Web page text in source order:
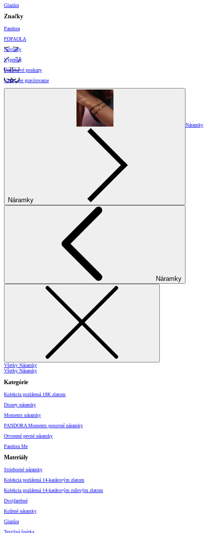
Glazúra
Značky
Pandora
PDPAOLA
Novinky
Výpredaj
Darčekové poukazy
Vzory pre gravírovanie
Náramky
Náramky
Náramky
Všetky Náramky
Všetky Náramky
Kategórie
Kolekcia pozlátená 18K zlatom
Disney náramky
Moments náramky
PANDORA Moments posuvné náramky
Otvorené pevné náramky
Pandora Me
Materiály
Strieborné náramky
Kolekcia pozlátená 14-karátovým zlatom
Kolekcia pozlátená 14-karátovým ružovým zlatom
Dvojfarebné
Kožené náramky
Glazúra
Textilná šnúrka